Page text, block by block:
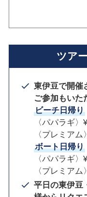
ツア
東伊豆で開催
ご参加もいた
ビーチ日帰り
〈パパラギ〉
〈プレミアム
ボート日帰り
〈パパラギ〉
〈プレミアム
平日の東伊豆